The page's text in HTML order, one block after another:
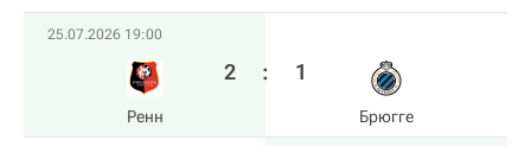
25.07.2026 19:00
Ренн
2 : 1
Брюгге